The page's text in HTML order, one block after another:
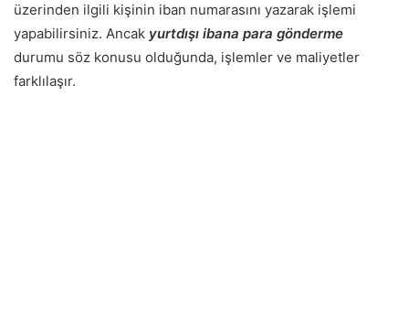
üzerinden ilgili kişinin iban numarasını yazarak işlemi
yapabilirsiniz. Ancak yurtdışı ibana para gönderme
durumu söz konusu olduğunda, işlemler ve maliyetler
farklılaşır.